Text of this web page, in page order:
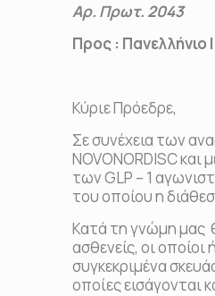
Αρ. Πρωτ. 2043
Προς : Πανελλήνιο
Κύριε Πρόεδρε,
Σε συνέχεια των
ΝOVONORDISC και
των GLP – 1
του οποίου η
Κατά τη γνώμη μας
ασθενείς, οι
συγκεκριμένα
οποίες εισάγονται